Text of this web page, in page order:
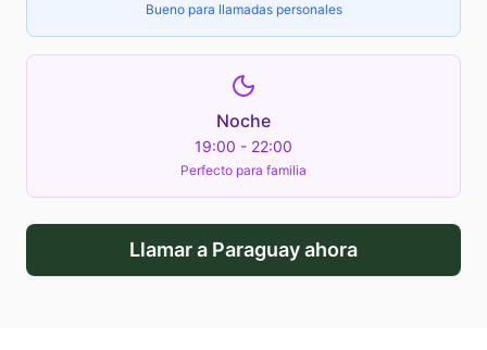
Bueno para llamadas personales
Noche
19:00 - 22:00
Perfecto para familia
Llamar a Paraguayahora